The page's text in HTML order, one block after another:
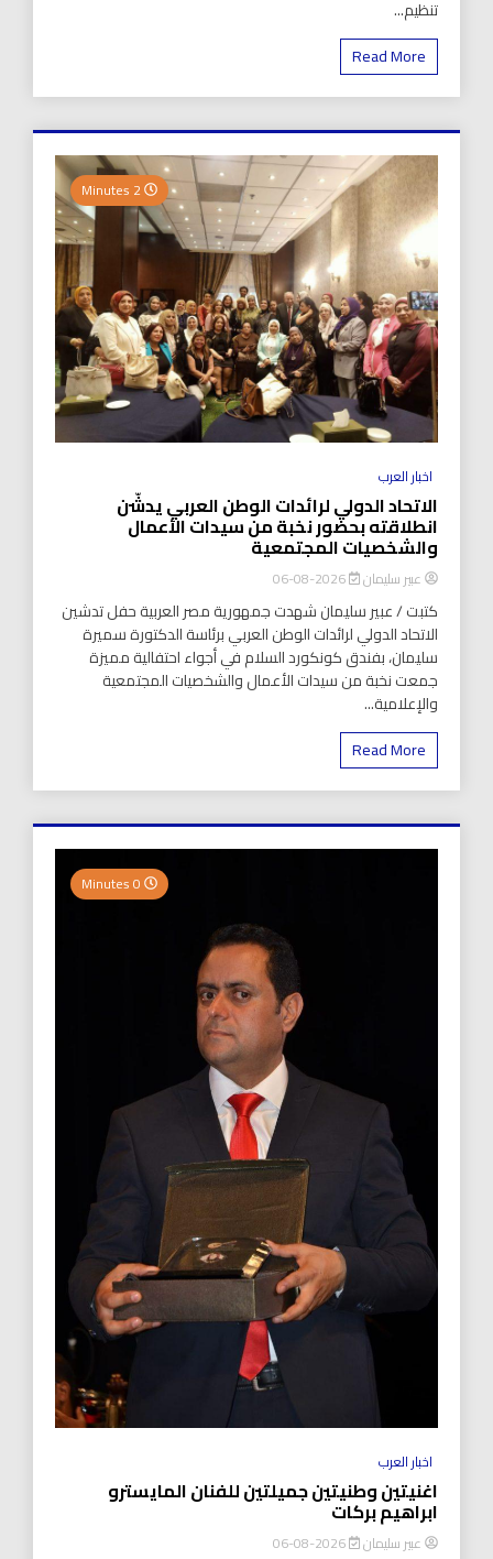
تنظيم...
Read More
اخبار العرب
الاتحاد الدولي لرائدات الوطن العربي يدشّن
انطلاقته بحضور نخبة من سيدات الأعمال
والشخصيات المجتمعية
عبير سليمان 2026-08-06
كتبت / عبير سليمان شهدت جمهورية مصر العربية حفل تدشين
الاتحاد الدولي لرائدات الوطن العربي برئاسة الدكتورة سميرة
سليمان، بفندق كونكورد السلام في أجواء احتفالية مميزة
جمعت نخبة من سيدات الأعمال والشخصيات المجتمعية
والإعلامية...
Read More
اخبار العرب
اغنيتين وطنيتين جميلتين للفنان المايسترو
ابراهيم بركات
عبير سليمان 2026-08-06